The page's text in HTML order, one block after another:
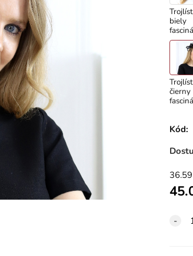
biely
na
s
čierny
Kód:
36.59